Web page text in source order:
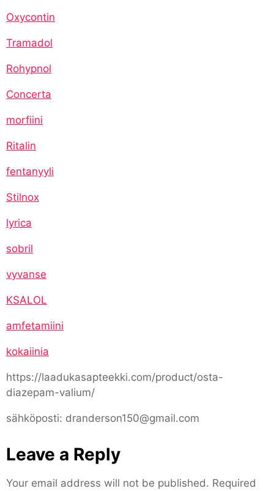
Oxycontin
Tramadol
Rohypnol
Concerta
morfiini
Ritalin
fentanyyli
Stilnox
lyrica
sobril
vyvanse
KSALOL
amfetamiini
kokaiinia
https://laadukasapteekki.com/product/osta-
diazepam-valium/
sähköposti: dranderson150@gmail.com
Leave a Reply
Your email address will not be published. Required